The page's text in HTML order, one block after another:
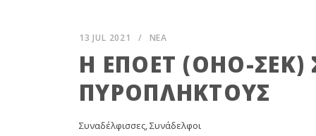
13 JUL 2021 / ΝΕΑ
Η ΕΠΟΕΤ (ΟΗΟ-ΣΕΚ)
ΠΥΡΟΠΛΗΚΤΟΥΣ
Συναδέλφισσες, Συνάδελφοι